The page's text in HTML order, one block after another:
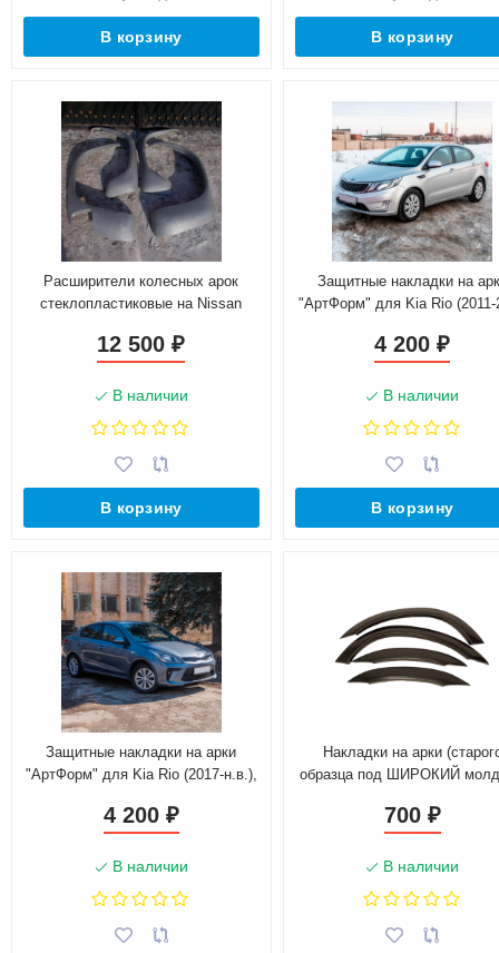
В корзину В корзину
Расширители колесных арок
стеклопластиковые на Nissan
12 500₽
В наличии
В корзину
Защитные накладки на
"АртФорм" для Kia Rio (2011-
4 200₽
В наличии
В корзину
Защитные накладки на арки
"АртФорм" для Kia Rio (2017-н.в.),
4 200 ₽
В наличии
Накладки на арки
образца под ШИРОКИЙ
700 ₽
В наличии